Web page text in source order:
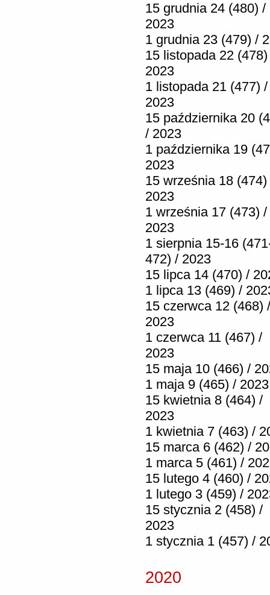
15 grudnia 24 (480) /
2023
1 grudnia 23 (479) /
15 listopada 22
2023
1 listopada 21 (477) /
2023
15 października 20
/ 2023
1 października 19
2023
15 września 18 (474)
2023
1 września 17 (473) /
2023
1 sierpnia 15-16
472) / 2023
15 lipca 14 (470) /
1 lipca 13 (469) /
15 czerwca 12 (468) /
2023
1 czerwca 11 (467) /
2023
15 maja 10 (466) /
1 maja 9 (465) / 2023
15 kwietnia 8 (464) /
2023
1 kwietnia 7 (463) /
15 marca 6 (462) /
1 marca 5 (461) /
15 lutego 4 (460) /
1 lutego 3 (459) /
15 stycznia 2 (458) /
2023
1 stycznia 1 (457) /
2020